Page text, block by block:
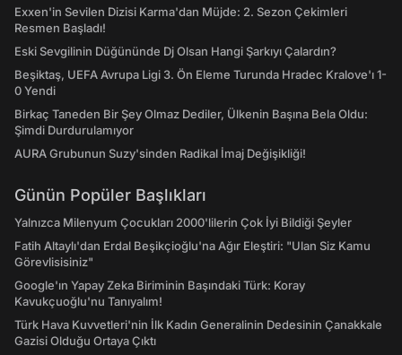
Exxen'in Sevilen Dizisi Karma'dan Müjde: 2. Sezon Çekimleri
Resmen Başladı!
Eski Sevgilinin Düğününde Dj Olsan Hangi Şarkıyı Çalardın?
Beşiktaş, UEFA Avrupa Ligi 3. Ön Eleme Turunda Hradec Kralove'ı 1-
0 Yendi
Birkaç Taneden Bir Şey Olmaz Dediler, Ülkenin Başına Bela Oldu:
Şimdi Durdurulamıyor
AURA Grubunun Suzy'sinden Radikal İmaj Değişikliği!
Günün Popüler Başlıkları
Yalnızca Milenyum Çocukları 2000'lilerin Çok İyi Bildiği Şeyler
Fatih Altaylı'dan Erdal Beşikçioğlu'na Ağır Eleştiri: "Ulan Siz Kamu
Görevlisisiniz"
Google'ın Yapay Zeka Biriminin Başındaki Türk: Koray
Kavukçuoğlu'nu Tanıyalım!
Türk Hava Kuvvetleri'nin İlk Kadın Generalinin Dedesinin Çanakkale
Gazisi Olduğu Ortaya Çıktı